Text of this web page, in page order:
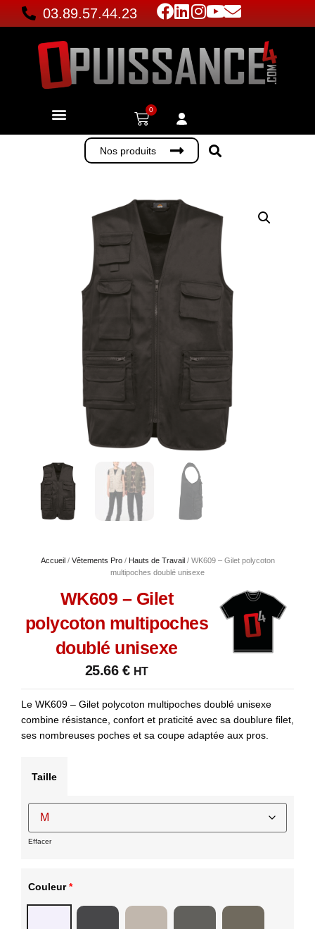
03.89.57.44.23
0
Accueil / Vêtements Pro/ Hauts de Travail / WK609 – Gilet polycoton
multipoches doublé unisexe
WK609 – Gilet
polycoton multipoches
doublé unisexe
25.66 € HT
Le WK609 – Gilet polycoton multipoches doublé unisexe
combine résistance, confort et praticité avec sa doublure filet,
ses nombreuses poches et sa coupe adaptée aux pros.
Taille
Effacer
Couleur*